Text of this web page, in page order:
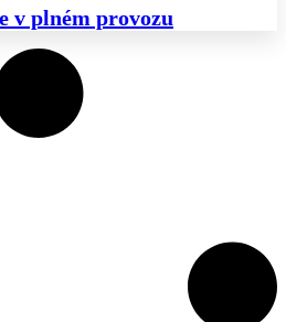
v plném provozu